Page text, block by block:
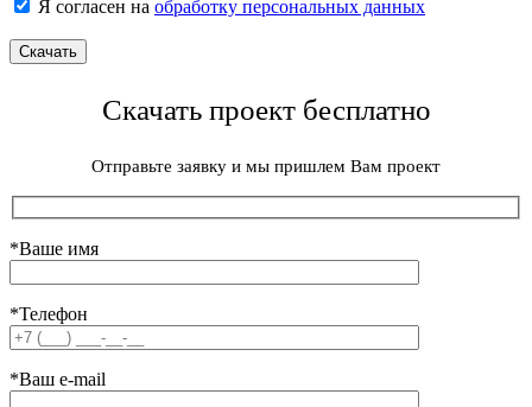
Я согласен на обработку персональных данных
Скачать проект бесплатно
Отправьте заявку и мы пришлем Вам проект
*Ваше имя
*Телефон
*Ваш e-mail